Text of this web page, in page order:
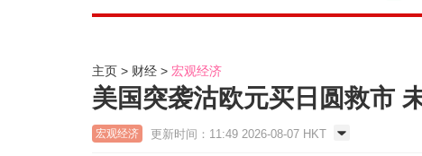
主页 财经 宏观经济
美国突袭沽欧元买日圆救市
宏观经济 更新时间：11:49 2026-08-07 HKT